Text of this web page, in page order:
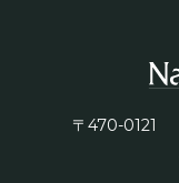
〒470-0121